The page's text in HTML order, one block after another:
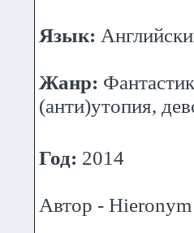
Язык:
Жанр:
(анти)утопия,
Год: 2014
Автор -